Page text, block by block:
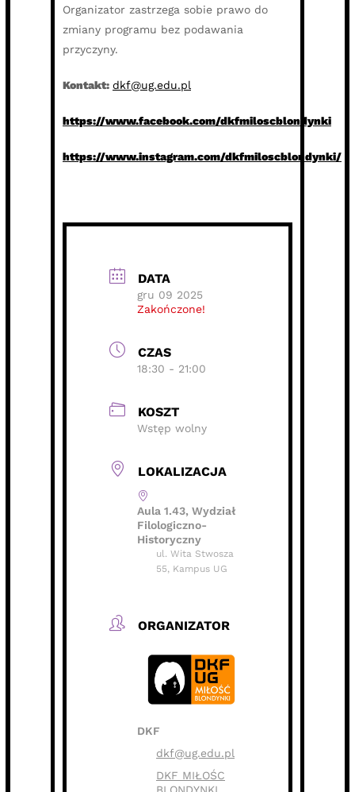
Organizator zastrzega sobie prawo do
zmiany programu bez podawania
przyczyny.
Kontakt: dkf@ug.edu.pl
https://www.facebook.com/dkfmiloscblondynki
https://www.instagram.com/dkfmiloscblondynki/
DATA
gru 09 2025
Zakończone!
CZAS
18:30 - 21:00
KOSZT
Wstęp wolny
LOKALIZACJA
Aula 1.43, Wydział
Filologiczno-
Historyczny
ul. Wita Stwosza
55, Kampus UG
ORGANIZATOR
DKF
dkf@ug.edu.pl
DKF MIŁOŚC